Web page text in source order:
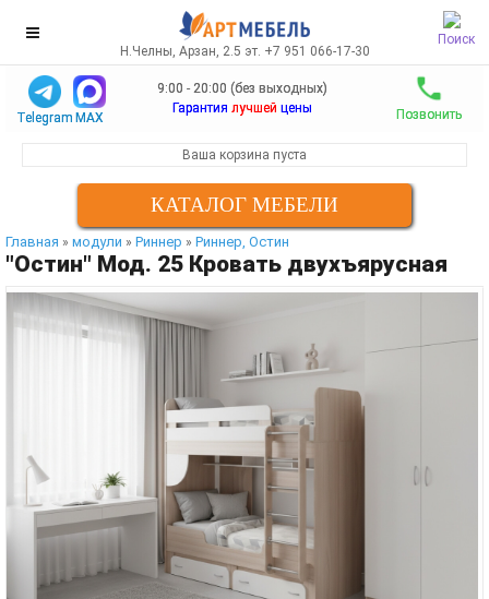
Поиск
Н.Челны, Арзан, 2.5 эт. +7 951 066-17-30
Telegram MAX
9:00 - 20:00 (без выходных)
Гарантия лучшей цены Позвонить
Ваша корзина пуста
КАТАЛОГ МЕБЕЛИ
Главная » модули » Риннер » Риннер, Остин
"Остин" Мод. 25 Кровать двухъярусная